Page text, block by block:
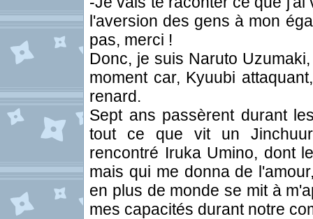
l'aversion des gens à mon
pas, merci !
Donc, je suis Naruto
moment car, Kyuubi
renard.
Sept ans passèrent durant
tout ce que vit un
rencontré Iruka Umino, dont
mais qui me donna de
en plus de monde se mit à
mes capacités durant notre